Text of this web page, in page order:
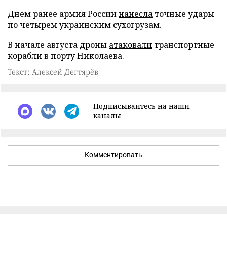
Днем ранее армия Россиинанесла точные удары
по четырем украинским сухогрузам.
В начале августа дроны атаковали транспортные
корабли в порту Николаева.
Текст: Алексей Дегтярёв
Подписывайтесь на наши
каналы
Комментировать